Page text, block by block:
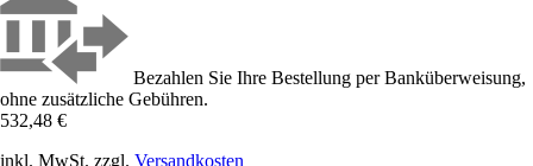
Bezahlen Sie Ihre Bestellung per Banküberweisung,
ohne zusätzliche Gebühren.
532,48 €
inkl. MwSt. zzgl. Versandkosten